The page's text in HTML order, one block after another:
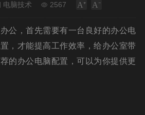
电脑技术 2567
公，首先需要有一台良好的办公电
，才能提高工作效率，给办公室带
的办公电脑配置，可以为你提供更